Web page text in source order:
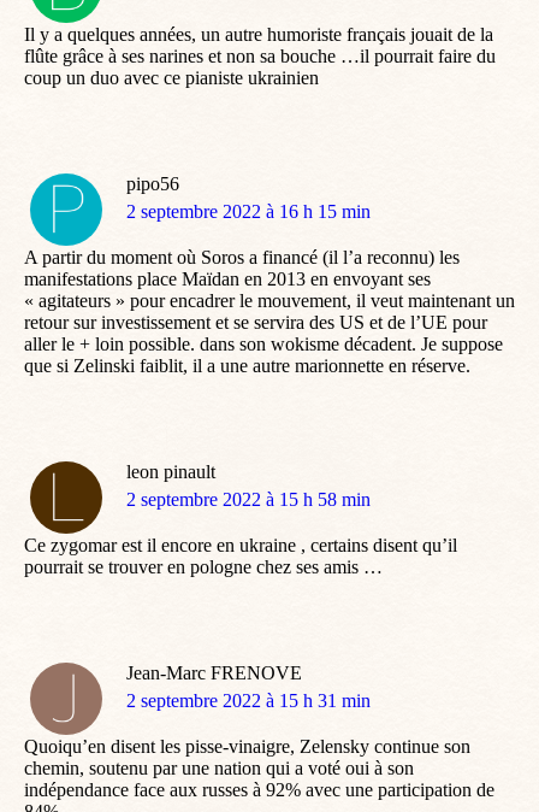
Il y a quelques années, un autre humoriste français jouait de la
flûte grâce à ses narines et non sa bouche …il pourrait faire du
coup un duo avec ce pianiste ukrainien
pipo56
dit
2 septembre 2022 à 16 h 15 min
A partir du moment où Soros a financé (il l’a reconnu) les
manifestations place Maïdan en 2013 en envoyant ses
« agitateurs » pour encadrer le mouvement, il veut maintenant un
retour sur investissement et se servira des US et de l’UE pour
aller le + loin possible. dans son wokisme décadent. Je suppose
que si Zelinski faiblit, il a une autre marionnette en réserve.
leon pinault
dit
2 septembre 2022 à 15 h 58 min
Ce zygomar est il encore en ukraine , certains disent qu’il
pourrait se trouver en pologne chez ses amis …
Jean-Marc FRENOVE
dit
2 septembre 2022 à 15 h 31 min
Quoiqu’en disent les pisse-vinaigre, Zelensky continue son
chemin, soutenu par une nation qui a voté oui à son
indépendance face aux russes à 92% avec une participation de